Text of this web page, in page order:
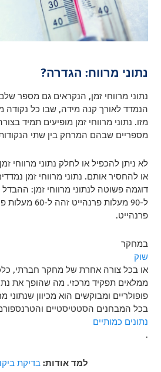
נתוני מרווח: הגדרה?
נתוני מרווחי זמן, הנקראים גם מספר
הנמדד לאורך קנה מידה, שבו כל נקודה
מזו. נתוני מרווחי זמן מופיעים תמיד
מספריים שבהם המרחק בין שתי
לא ניתן להכפיל או לחלק נתוני מרווחי
או להחסיר אותם. נתוני מרווחי זמן
פרנהייט.
במחקר
שוק
או בכל צורה אחרת של מחקר חברתי,
ממלאים תפקיד מרכזי. מה שהופך את
פופולריים ומבוקשים הוא מכיוון שנתוני
בכל המבחנים הסטטיסטיים
נתונים כמותיים
.
למד אודות:בדיקת